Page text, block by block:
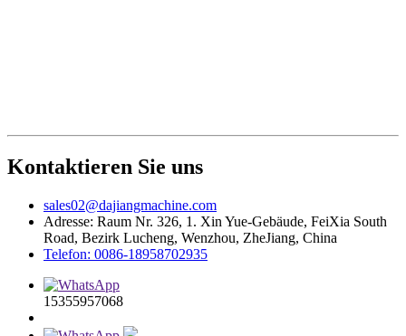
Kontaktieren Sie uns
sales02@dajiangmachine.com
Adresse: Raum Nr. 326, 1. Xin Yue-Gebäude, FeiXia South
Road, Bezirk Lucheng, Wenzhou, ZheJiang, China
Telefon: 0086-18958702935
15355957068